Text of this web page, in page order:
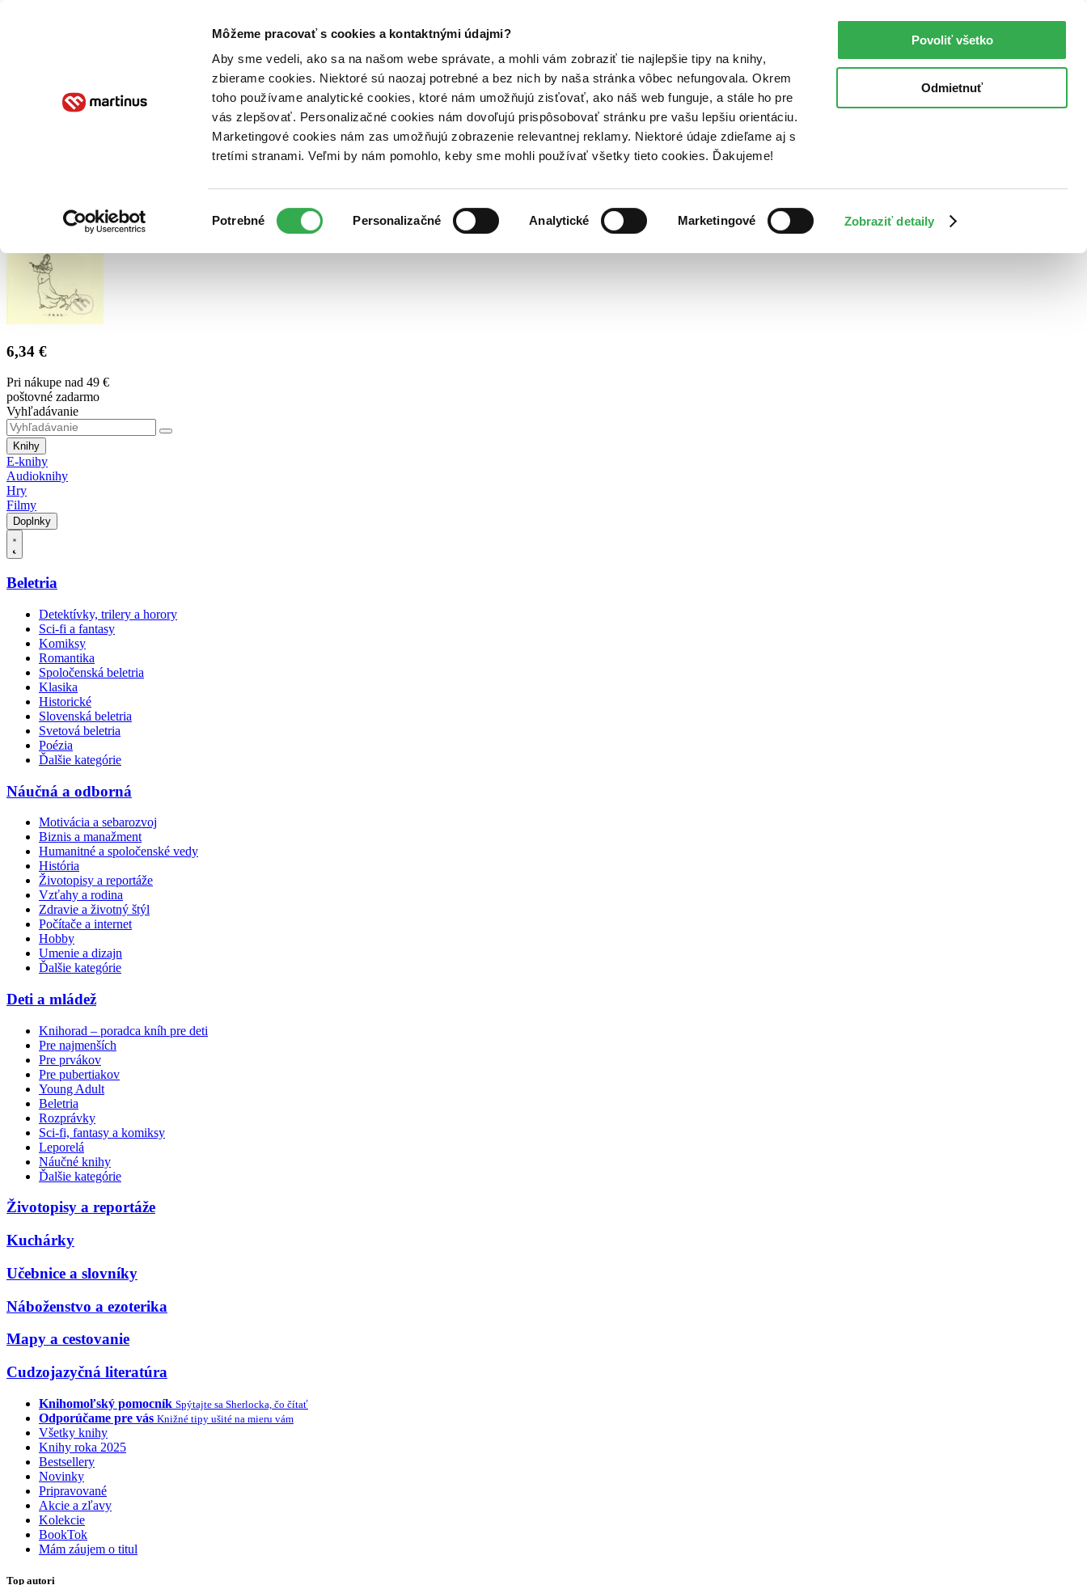
Môžeme pracovať s cookies a kontaktnými údajmi?
Aby sme vedeli, ako sa na našom webe správate, a mohli vám zobraziť tie najlepšie tipy na knihy,
zbierame cookies. Niektoré sú naozaj potrebné a bez nich by naša stránka vôbec nefungovala. Okrem
toho používame analytické cookies, ktoré nám umožňujú zisťovať, ako náš web funguje, a stále ho pre
vás zlepšovať. Personalizačné cookies nám dovoľujú prispôsobovať stránku pre vašu lepšiu orientáciu.
Marketingové cookies nám zas umožňujú zobrazenie relevantnej reklamy. Niektoré údaje zdieľame aj s
tretími stranami. Veľmi by nám pomohlo, keby sme mohli používať všetky tieto cookies. Ďakujeme!
súhlasu
Potrebné Personalizačné Analytické Marketingové Zobraziť detaily
Povoliť všetko
Odmietnuť
Poukážky Kontakt
6,34 €
Pri nákupe nad 49 €
poštovné zadarmo
Vyhľadávanie
Knihy
E-knihy
Audioknihy
Hry
Filmy
Doplnky
Beletria
Detektívky, trilery a horory
Sci-fi a fantasy
Komiksy
Romantika
Spoločenská beletria
Klasika
Historické
Slovenská beletria
Svetová beletria
Poézia
Ďalšie kategórie
Náučná a odborná
Motivácia a sebarozvoj
Biznis a manažment
Humanitné a spoločenské vedy
História
Životopisy a reportáže
Vzťahy a rodina
Zdravie a životný štýl
Počítače a internet
Hobby
Umenie a dizajn
Ďalšie kategórie
Deti a mládež
Knihorad – poradca kníh pre deti
Pre najmenších
Pre prvákov
Pre pubertiakov
Young Adult
Beletria
Rozprávky
Sci-fi, fantasy a komiksy
Leporelá
Náučné knihy
Ďalšie kategórie
Životopisy a reportáže
Kuchárky
Učebnice a slovníky
Náboženstvo a ezoterika
Mapy a cestovanie
Cudzojazyčná literatúra
Knihomoľský pomocník Spýtajte sa Sherlocka, čo čítať
Odporúčame pre vás Knižné tipy ušité na mieru vám
Všetky knihy
Knihy roka 2025
Bestsellery
Novinky
Pripravované
Akcie a zľavy
Kolekcie
BookTok
Mám záujem o titul
Top autori